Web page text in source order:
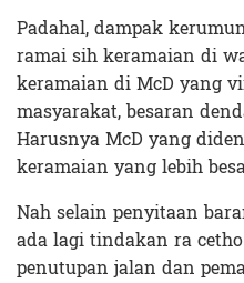
Padahal, dampak
ramai sih keramaian di
keramaian di McD yang
masyarakat, besaran
Harusnya McD yang
keramaian yang lebih
Nah selain penyitaan
ada lagi tindakan ra
penutupan jalan dan